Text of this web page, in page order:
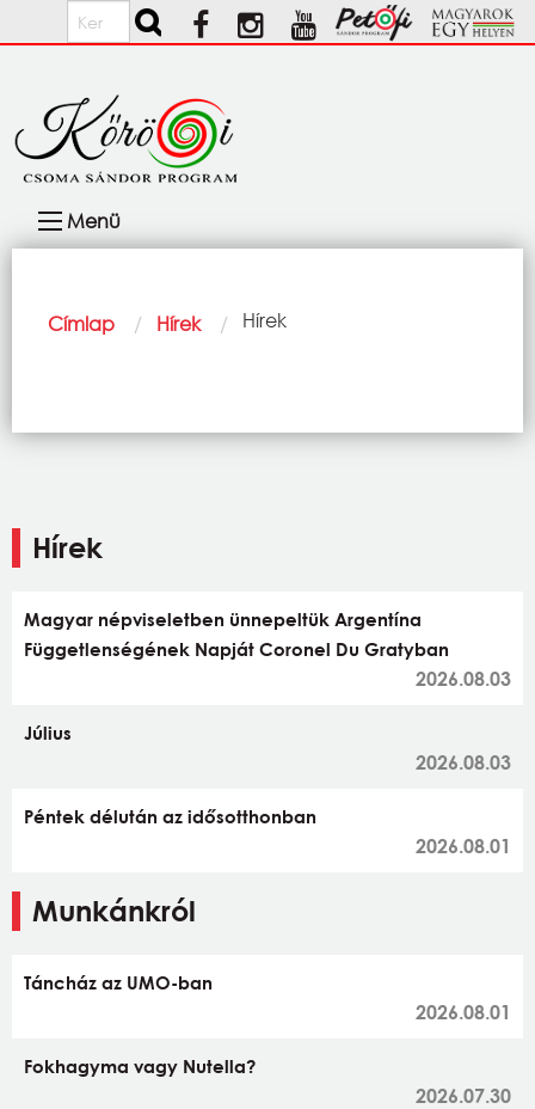
Ugrás a tartalomra
Keresés
navigáció
Menü
Morzsa
Címlap Hírek Current:
Hírek
Hírek
Magyar népviseletben ünnepeltük Argentína
Függetlenségének Napját Coronel Du Gratyban
2026.08.03
Július
2026.08.03
Péntek délután az idősotthonban
2026.08.01
Munkánkról
Táncház az UMO-ban
2026.08.01
Fokhagyma vagy Nutella?
2026.07.30